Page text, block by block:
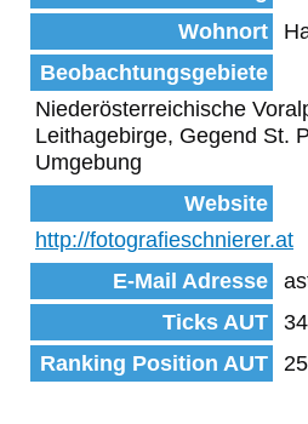
Wohnort
Beobachtungsgebiete
Niederösterreichische
Leithagebirge, Gegend St.
Umgebung
Website
http://fotografieschnierer.at
E-Mail Adresse
Ticks AUT
Ranking Position AUT
25